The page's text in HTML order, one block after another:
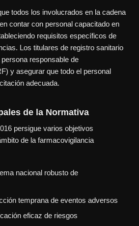
todos los involucrados en la cadena
contar con personal capacitado en
requisitos específicos de
Los titulares de registro sanitario
responsable de
y asegurar que todo el personal
adecuada.
de la Normativa
persigue varios objetivos
de la farmacovigilancia
nacional robusto de
temprana de eventos adversos
eficaz de riesgos